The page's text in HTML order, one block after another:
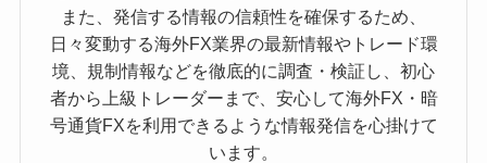
また、発信する情報の信頼性を確保するため、
日々変動する海外FX業界の最新情報やトレード環
境、規制情報などを徹底的に調査・検証し、初心
者から上級トレーダーまで、安心して海外FX・暗
号通貨FXを利用できるような情報発信を心掛けて
います。